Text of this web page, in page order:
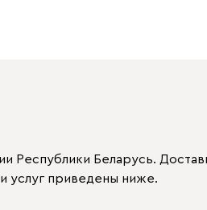
Республики Беларусь.
услуг приведены ниже.